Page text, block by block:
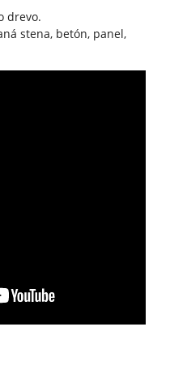
drevo.
stena, betón, panel,